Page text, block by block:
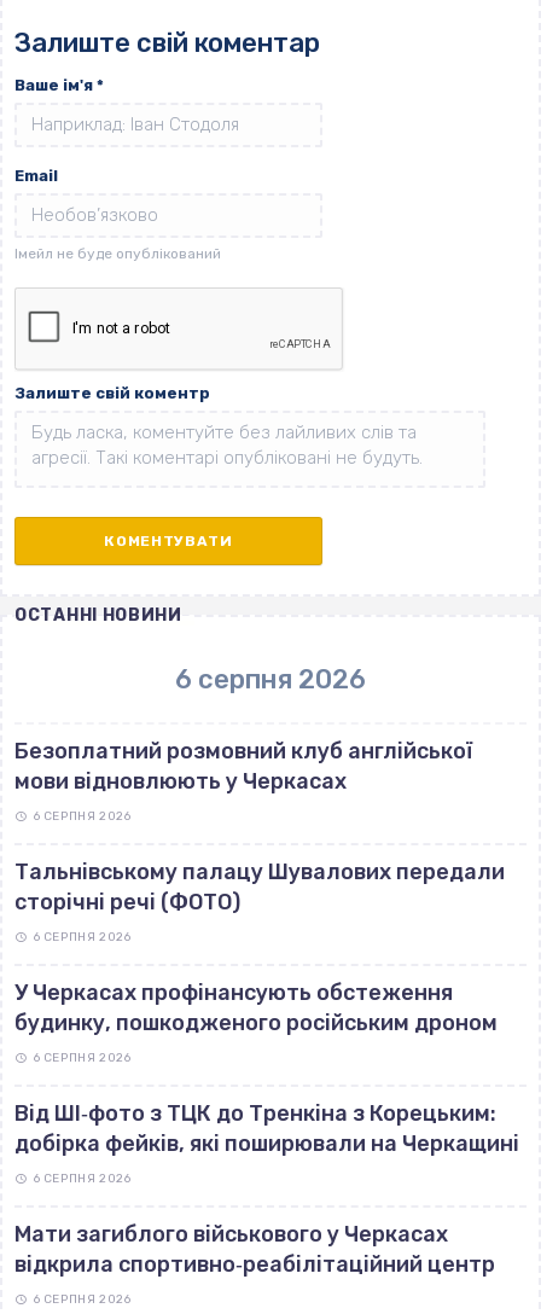
Залиште свій коментар
Ваше ім'я *
Email
Залиште свій коментр
ОСТАННІ НОВИНИ
6 серпня 2026
Безоплатний розмовний клуб англійської
мови відновлюють у Черкасах
6 СЕРПНЯ 2026
Тальнівському палацу Шувалових передали
сторічні речі (ФОТО)
6 СЕРПНЯ 2026
У Черкасах профінансують обстеження
будинку, пошкодженого російським дроном
6 СЕРПНЯ 2026
Від ШІ‐фото з ТЦК до Тренкіна з Корецьким:
добірка фейків, які поширювали на Черкащині
6 СЕРПНЯ 2026
Мати загиблого військового у Черкасах
відкрила спортивно‐реабілітаційний центр
6 СЕРПНЯ 2026